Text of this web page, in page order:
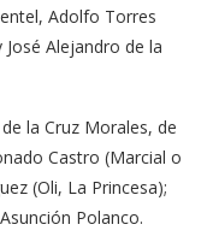
Adol­fo Torres
José Alejandro de la
la Cruz Morales, de
Castro (Marcial o
(Oli, La Prince­sa);
Polanco.